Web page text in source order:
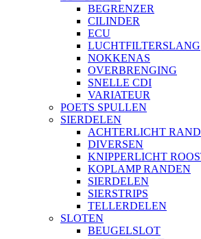
BEGRENZER
CILINDER
ECU
LUCHTFILTERSLANG
NOKKENAS
OVERBRENGING
SNELLE CDI
VARIATEUR
POETS SPULLEN
SIERDELEN
ACHTERLICHT RAND
DIVERSEN
KNIPPERLICHT
KOPLAMP RANDEN
SIERDELEN
SIERSTRIPS
TELLERDELEN
SLOTEN
BEUGELSLOT